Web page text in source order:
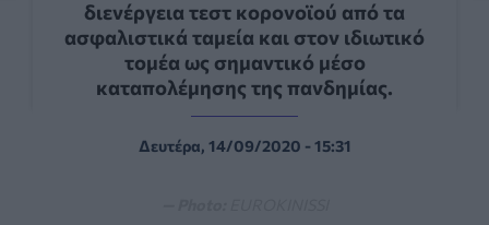
διενέργεια τεστ κορονοϊού από τα
ασφαλιστικά ταμεία και στον ιδιωτικό
τομέα ως σημαντικό μέσο
καταπολέμησης της πανδημίας.
Δευτέρα, 14/09/2020 - 15:31